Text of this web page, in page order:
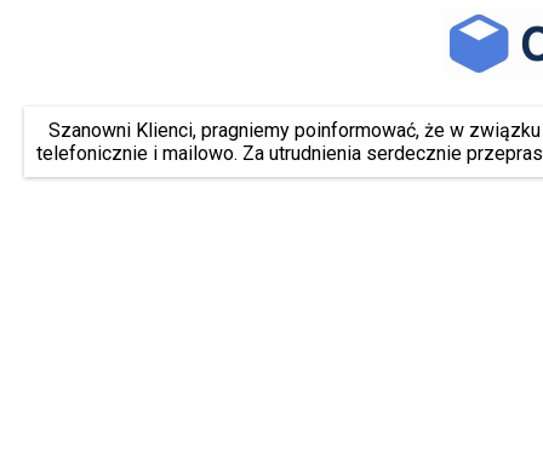
Szanowni Klienci, pragniemy poinformować, że w
telefonicznie i mailowo. Za utrudnienia serdecznie